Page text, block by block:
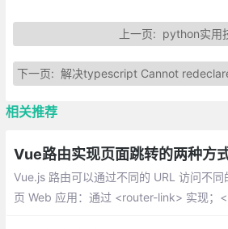
上一页: python实用
下一页:解决typescript Cannot redeclare
相关推荐
Vue.js 路由可以通过不同的 URL 访问不
页 Web 应用：通过 <router-link> 实现；